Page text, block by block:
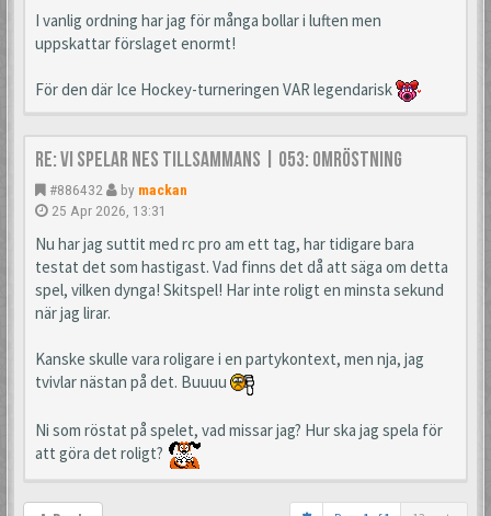
I vanlig ordning har jag för många bollar i luften men
uppskattar förslaget enormt!
För den där Ice Hockey-turneringen VAR legendarisk
Re: Vi spelar NES tillsammans | 053: Omröstning
#886432 by mackan
25 Apr 2026, 13:31
Nu har jag suttit med rc pro am ett tag, har tidigare bara
testat det som hastigast. Vad finns det då att säga om detta
spel, vilken dynga! Skitspel! Har inte roligt en minsta sekund
när jag lirar.
Kanske skulle vara roligare i en partykontext, men nja, jag
tvivlar nästan på det. Buuuu
Ni som röstat på spelet, vad missar jag? Hur ska jag spela för
att göra det roligt?